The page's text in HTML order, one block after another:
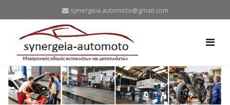
synergeia.automoto@gmail.com